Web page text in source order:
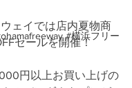
#横浜フリー
ェイでは店内夏物商
セールを開催！
円以上お買い上げの